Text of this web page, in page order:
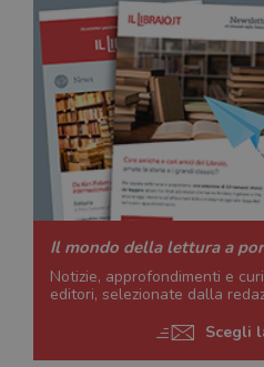
Il mondo della lettura a
Notizie, approfondimenti e
editori, selezionate dalla
Scegli